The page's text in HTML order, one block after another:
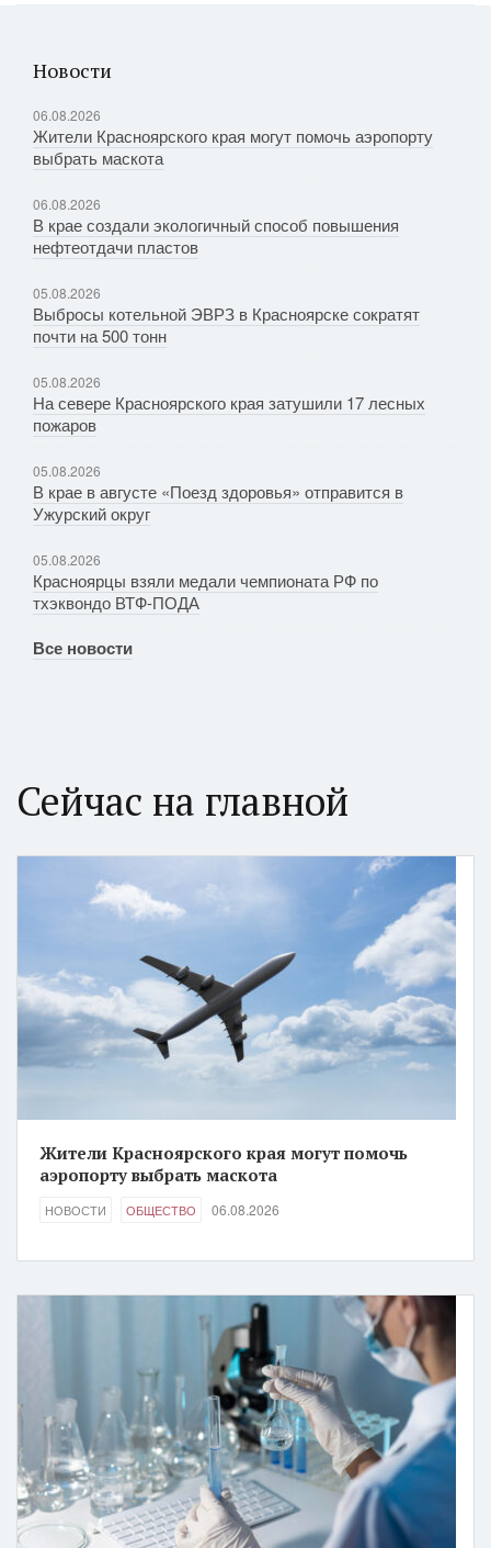
Новости
06.08.2026
Жители Красноярского края могут помочь аэропорту
выбрать маскота
06.08.2026
В крае создали экологичный способ повышения
нефтеотдачи пластов
05.08.2026
Выбросы котельной ЭВРЗ в Красноярске сократят
почти на 500 тонн
05.08.2026
На севере Красноярского края затушили 17 лесных
пожаров
05.08.2026
В крае в августе «Поезд здоровья» отправится в
Ужурский округ
05.08.2026
Красноярцы взяли медали чемпионата РФ по
тхэквондо ВТФ-ПОДА
Все новости
Сейчас на главной
Жители Красноярского края могут помочь
аэропорту выбрать маскота
НОВОСТИ ОБЩЕСТВО 06.08.2026